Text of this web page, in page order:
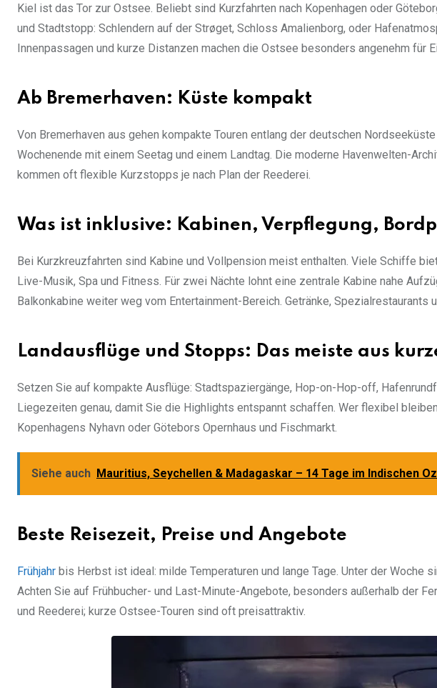
Kiel ist das Tor zur Ostsee. Beliebt sind Kurzfahrten nach Kopenhagen oder
und Stadtstopp: Schlendern auf der Strøget, Schloss Amalienborg, oder
Innenpassagen und kurze Distanzen machen die Ostsee besonders angenehm für
Ab Bremerhaven: Küste kompakt
Von Bremerhaven aus gehen kompakte Touren entlang der deutschen
Wochenende mit einem Seetag und einem Landtag. Die moderne Havenwelten-
kommen oft flexible Kurzstopps je nach Plan der Reederei.
Was ist inklusive: Kabinen, Verpflegung,
Bei Kurzkreuzfahrten sind Kabine und Vollpension meist enthalten. Viele Schiffe
Live-Musik, Spa und Fitness. Für zwei Nächte lohnt eine zentrale Kabine nahe
Balkonkabine weiter weg vom Entertainment-Bereich. Getränke, Spezialrestaurants
Landausflüge und Stopps: Das meiste aus
Setzen Sie auf kompakte Ausflüge: Stadtspaziergänge, Hop-on-Hop-off,
Liegezeiten genau, damit Sie die Highlights entspannt schaffen. Wer flexibel
Kopenhagens Nyhavn oder Götebors Opernhaus und Fischmarkt.
Siehe auch Mauritius, Seychellen & Madagaskar – 14 Tage im Indischen
Beste Reisezeit, Preise und Angebote
Frühjahr bis Herbst ist ideal: milde Temperaturen und lange Tage. Unter der Woche
Achten Sie auf Frühbucher- und Last-Minute-Angebote, besonders außerhalb der
und Reederei; kurze Ostsee-Touren sind oft preisattraktiv.